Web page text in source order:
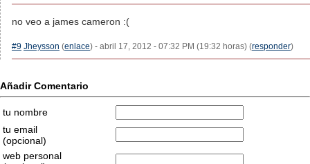
no veo a james cameron :(
#9 Jheysson (enlace) - abril 17, 2012 - 07:32 PM (19:32 horas) (responder)
Añadir Comentario
tu nombre
tu email
(opcional)
web personal